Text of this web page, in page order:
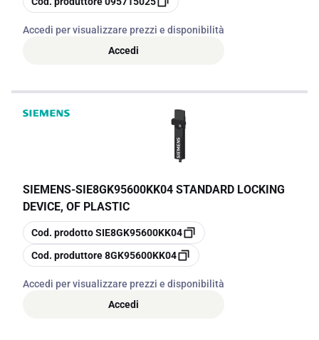
Accedi per visualizzare prezzi e disponibilità
Accedi
SIEMENS-SIE8GK95600KK04 STANDARD LOCKING
DEVICE, OF PLASTIC
copia
Cod. prodottoSIE8GK95600KK04
copia
Cod. produttore8GK95600KK04
Accedi per visualizzare prezzi e disponibilità
Accedi